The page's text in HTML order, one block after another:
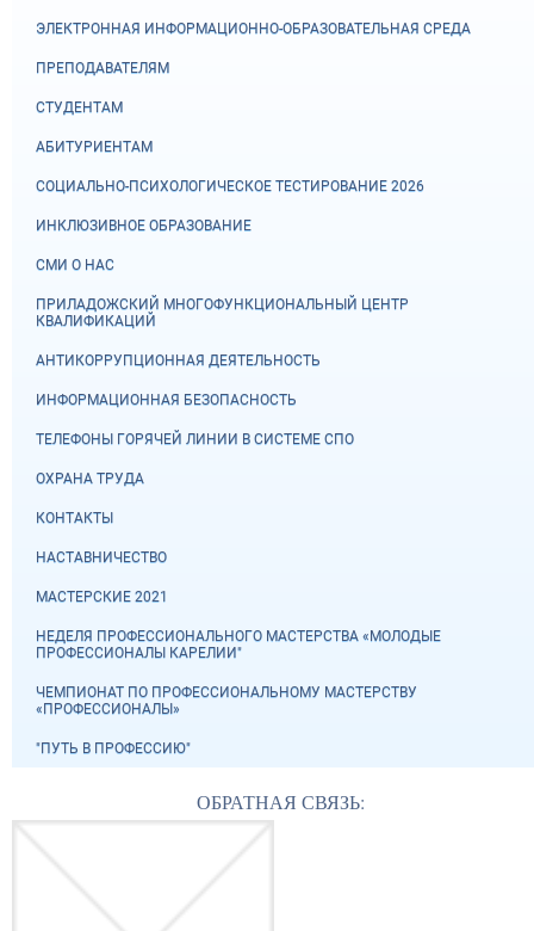
ЭЛЕКТРОННАЯ ИНФОРМАЦИОННО-ОБРАЗОВАТЕЛЬНАЯ СРЕДА
ПРЕПОДАВАТЕЛЯМ
СТУДЕНТАМ
АБИТУРИЕНТАМ
СОЦИАЛЬНО-ПСИХОЛОГИЧЕСКОЕ ТЕСТИРОВАНИЕ 2026
ИНКЛЮЗИВНОЕ ОБРАЗОВАНИЕ
СМИ О НАС
ПРИЛАДОЖСКИЙ МНОГОФУНКЦИОНАЛЬНЫЙ ЦЕНТР
КВАЛИФИКАЦИЙ
АНТИКОРРУПЦИОННАЯ ДЕЯТЕЛЬНОСТЬ
ИНФОРМАЦИОННАЯ БЕЗОПАСНОСТЬ
ТЕЛЕФОНЫ ГОРЯЧЕЙ ЛИНИИ В СИСТЕМЕ СПО
ОХРАНА ТРУДА
КОНТАКТЫ
НАСТАВНИЧЕСТВО
МАСТЕРСКИЕ 2021
НЕДЕЛЯ ПРОФЕССИОНАЛЬНОГО МАСТЕРСТВА «МОЛОДЫЕ
ПРОФЕССИОНАЛЫ КАРЕЛИИ"
ЧЕМПИОНАТ ПО ПРОФЕССИОНАЛЬНОМУ МАСТЕРСТВУ
«ПРОФЕССИОНАЛЫ»
"ПУТЬ В ПРОФЕССИЮ"
ОБРАТНАЯ СВЯЗЬ: